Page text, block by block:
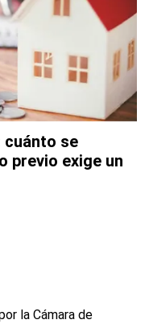
cuánto se
previo exige un